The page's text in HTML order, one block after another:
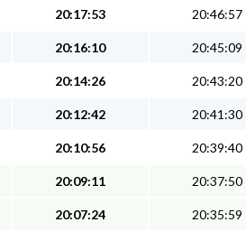
20:17:53 20:46:57
20:16:10 20:45:09
20:14:26 20:43:20
20:12:42 20:41:30
20:10:56 20:39:40
20:09:11 20:37:50
20:07:24 20:35:59